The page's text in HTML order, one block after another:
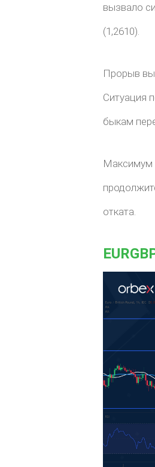
вызвало
(1,2610).
Прорыв
Ситуация
быкам
Максимум
отката.